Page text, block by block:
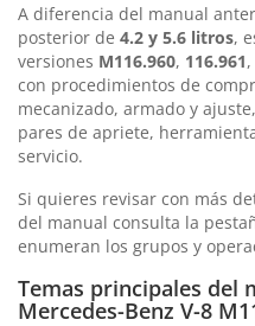
A diferencia del manual
posterior de 4.2 y 5.6 litros,
versiones M116.960, 116.961,
con procedimientos de
mecanizado, armado y
pares de apriete,
servicio.
Si quieres revisar con más
del manual consulta la
enumeran los grupos y
Temas principales del
Mercedes-Benz V-8